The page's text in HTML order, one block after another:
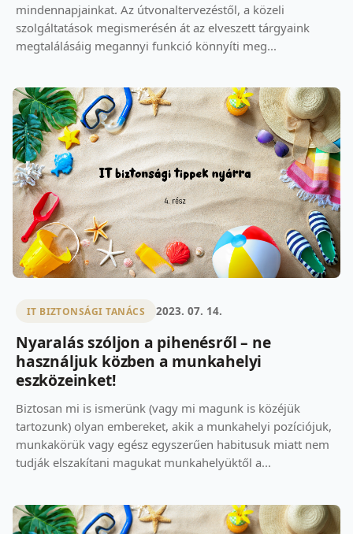
mindennapjainkat. Az útvonaltervezéstől, a közeli
szolgáltatások megismerésén át az elveszett tárgyaink
megtalálásáig megannyi funkció könnyíti meg...
IT BIZTONSÁGI TANÁCS 2023. 07. 14.
Nyaralás szóljon a pihenésről – ne
használjuk közben a munkahelyi
eszközeinket!
Biztosan mi is ismerünk (vagy mi magunk is közéjük
tartozunk) olyan embereket, akik a munkahelyi pozíciójuk,
munkakörük vagy egész egyszerűen habitusuk miatt nem
tudják elszakítani magukat munkahelyüktől a...